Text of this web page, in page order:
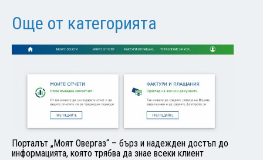
Още от категорията
Порталът „Моят Овергаз“ – бърз и надежден достъп до
информацията, която трябва да знае всеки клиент